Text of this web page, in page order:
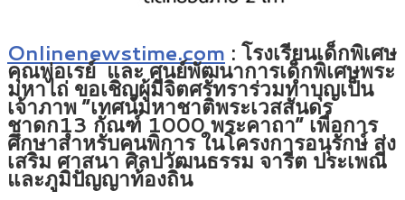
Onlinenewstime.com : โรงเรียนเด็กพิเศษ
คุณพ่อเรย์ และ ศูนย์พัฒนาการเด็กพิเศษพระ
มหาไถ่ ขอเชิญผู้มีจิตศรัทราร่วมทำบุญเป็น
เจ้าภาพ “เทศน์มหาชาติพระเวสสันดร
ชาดก13 กัณฑ์ 1000 พระคาถา” เพื่อการ
ศึกษาสำหรับคนพิการ ในโครงการอนุรักษ์ ส่ง
เสริม ศาสนา ศิลปวัฒนธรรม จารีต ประเพณี
และภูมิปัญญาท้องถิ่น